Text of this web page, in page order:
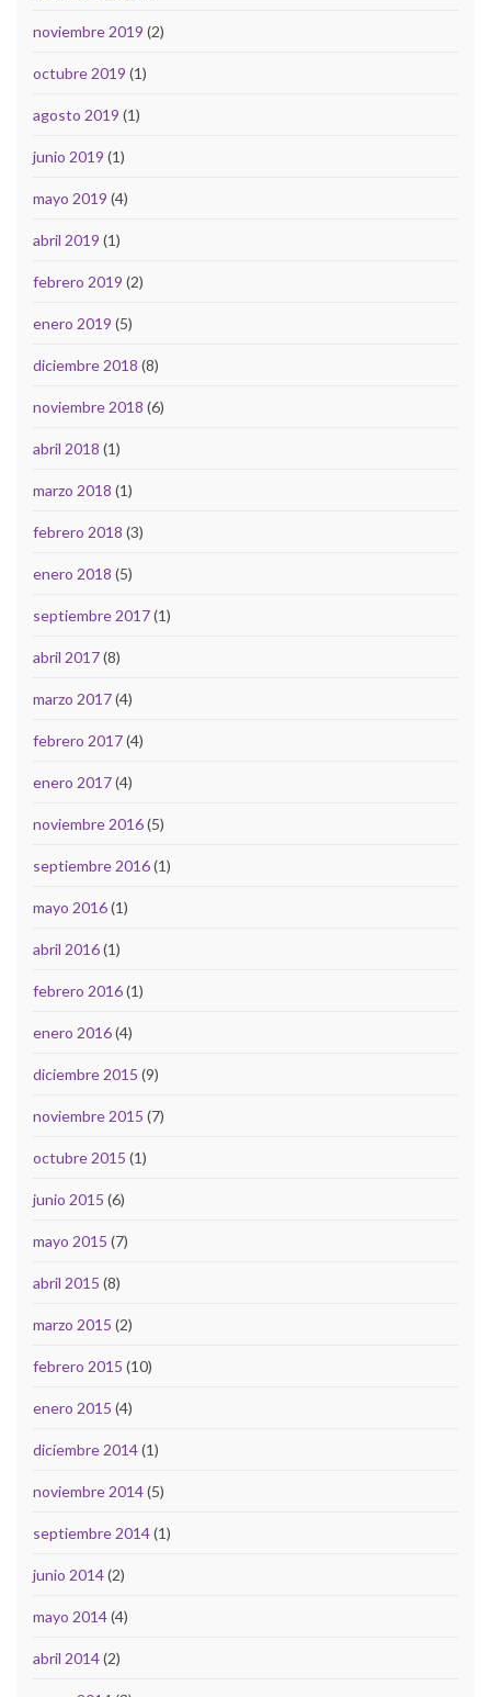
noviembre 2019 (2)
octubre 2019 (1)
agosto 2019 (1)
junio 2019 (1)
mayo 2019 (4)
abril 2019 (1)
febrero 2019 (2)
enero 2019 (5)
diciembre 2018 (8)
noviembre 2018 (6)
abril 2018 (1)
marzo 2018 (1)
febrero 2018 (3)
enero 2018 (5)
septiembre 2017(1)
abril 2017(8)
marzo 2017(4)
febrero 2017(4)
enero 2017(4)
noviembre 2016(5)
septiembre 2016(1)
mayo 2016(1)
abril 2016(1)
febrero 2016(1)
enero 2016(4)
diciembre 2015 (9)
noviembre 2015 (7)
octubre 2015 (1)
junio 2015 (6)
mayo 2015 (7)
abril 2015 (8)
marzo 2015 (2)
febrero 2015 (10)
enero 2015 (4)
diciembre 2014(1)
noviembre 2014(5)
septiembre 2014(1)
junio 2014(2)
mayo 2014(4)
abril 2014(2)